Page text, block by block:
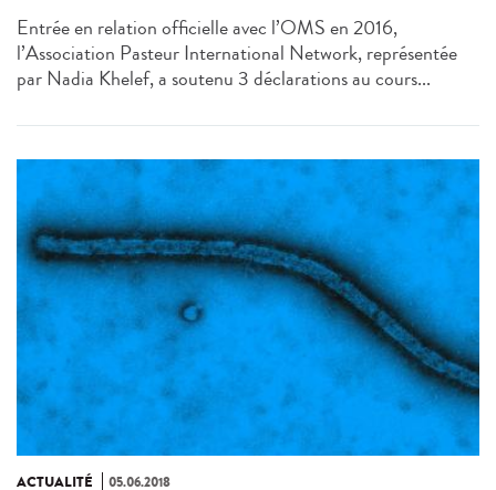
Entrée en relation officielle avec l’OMS en 2016,
l’Association Pasteur International Network, représentée
par Nadia Khelef, a soutenu 3 déclarations au cours...
ACTUALITÉ 05.06.2018